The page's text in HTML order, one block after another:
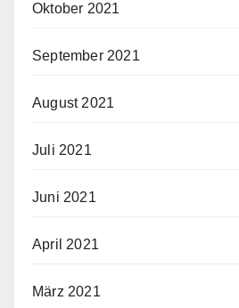
Oktober 2021
September 2021
August 2021
Juli 2021
Juni 2021
April 2021
März 2021